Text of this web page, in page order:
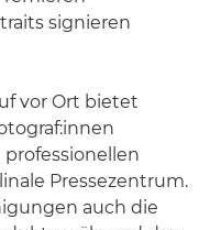
signieren
vor Ort bietet
Pressezentrum.
auch die